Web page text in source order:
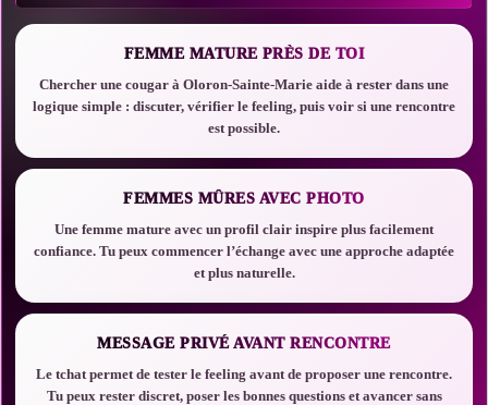
FEMME MATURE PRÈS DE TOI
Chercher une cougar à Oloron-Sainte-Marie aide à rester dans une
logique simple : discuter, vérifier le feeling, puis voir si une rencontre
est possible.
FEMMES MÛRES AVEC PHOTO
Une femme mature avec un profil clair inspire plus facilement
confiance. Tu peux commencer l’échange avec une approche adaptée
et plus naturelle.
MESSAGE PRIVÉ AVANT RENCONTRE
Le tchat permet de tester le feeling avant de proposer une rencontre.
Tu peux rester discret, poser les bonnes questions et avancer sans